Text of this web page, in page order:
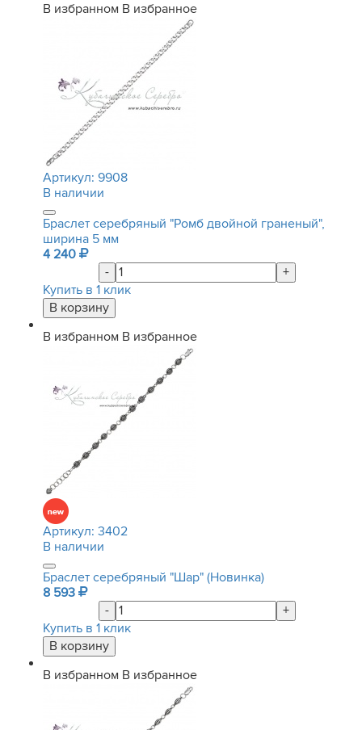
В избранном В избранное
Артикул: 9908
В наличии
Браслет серебряный "Ромб двойной граненый",
ширина 5 мм
4 240
-
+
Купить в 1 клик
В избранном В избранное
Артикул: 3402
В наличии
Браслет серебряный "Шар" (Новинка)
8 593
-
+
Купить в 1 клик
В избранном В избранное